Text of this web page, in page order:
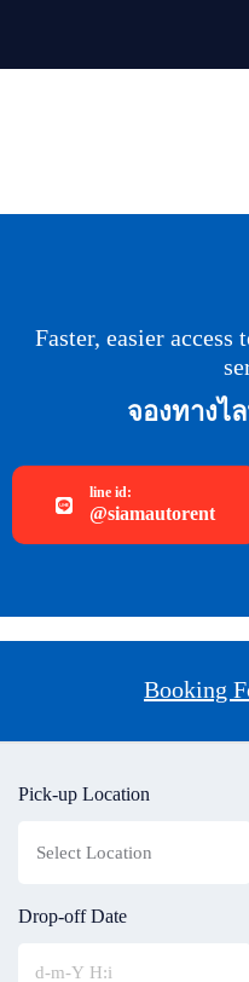
Faster, easier
จองทางไ
line id:
@siamautorent
Booking
Pick-up Location
Drop-off Date